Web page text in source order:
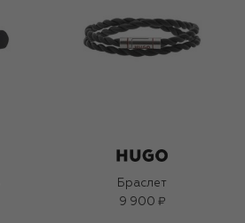
Браслет
9 900 ₽